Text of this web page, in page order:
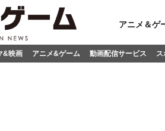
アニメ＆ゲ
&映画 アニメ&ゲーム 動画配信サービス ス